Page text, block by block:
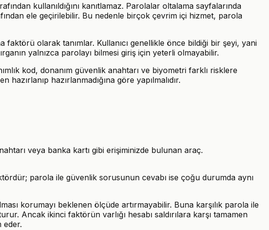
kullanıldığını kanıtlamaz. Parolalar oltalama sayfalarında
ele geçirilebilir. Bu nedenle birçok çevrim içi hizmet, parola
olarak tanımlar. Kullanıcı genellikle önce bildiği bir şeyi, yani
yalnızca parolayı bilmesi giriş için yeterli olmayabilir.
kod, donanım güvenlik anahtarı ve biyometri farklı risklere
hazırlanmadığına göre yapılmalıdır.
veya banka kartı gibi erişiminizde bulunan araç.
parola ile güvenlik sorusunun cevabı ise çoğu durumda aynı
korumayı beklenen ölçüde artırmayabilir. Buna karşılık parola ile
Ancak ikinci faktörün varlığı hesabı saldırılara karşı tamamen
eder.